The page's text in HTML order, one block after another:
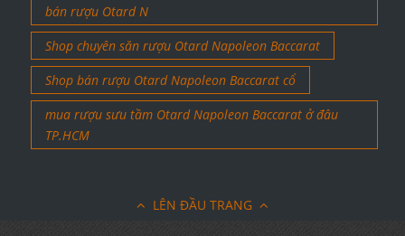
bán rượu Otard N
Shop chuyên săn rượu Otard Napoleon Baccarat
Shop bán rượu Otard Napoleon Baccarat cổ
mua rượu sưu tầm Otard Napoleon Baccarat ở đâu
TP.HCM
LÊN ĐẦU TRANG